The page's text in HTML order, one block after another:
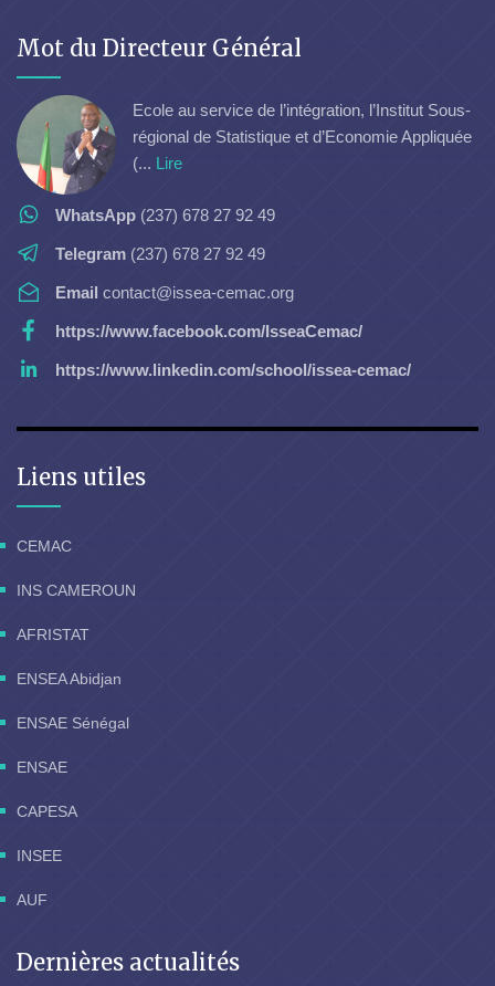
Mot du Directeur Général
Ecole au service de l’intégration, l’Institut Sous-
régional de Statistique et d’Economie Appliquée
(... Lire
WhatsApp (237) 678 27 92 49
Telegram (237) 678 27 92 49
Email contact@issea-cemac.org
https://www.facebook.com/IsseaCemac/
https://www.linkedin.com/school/issea-cemac/
Liens utiles
CEMAC
INS CAMEROUN
AFRISTAT
ENSEA Abidjan
ENSAE Sénégal
ENSAE
CAPESA
INSEE
AUF
Dernières actualités